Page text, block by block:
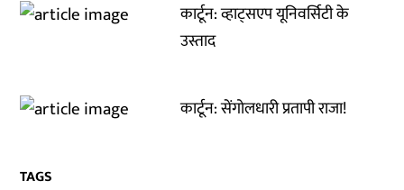
कार्टून: व्हाट्सएप यूनिवर्सिटी के
उस्ताद
कार्टून: सेंगोलधारी प्रतापी राजा!
TAGS